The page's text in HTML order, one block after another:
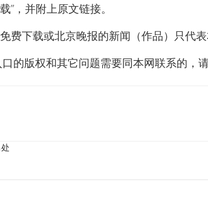
，并附上原文链接。
费下载或北京晚报的新闻（作品）只代
的版权和其它问题需要同本网联系的，